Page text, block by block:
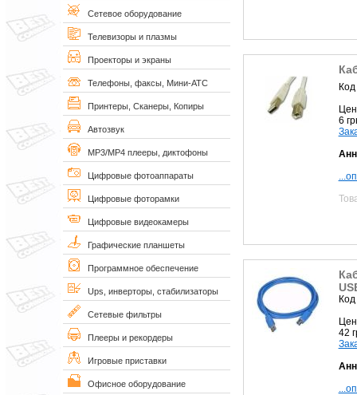
Сетевое оборудование
Телевизоры и плазмы
Проекторы и экраны
Телефоны, факсы, Мини-АТС
Принтеры, Сканеры, Копиры
Автозвук
MP3/MP4 плееры, диктофоны
Цифровые фотоаппараты
Цифровые фоторамки
Цифровые видеокамеры
Графические планшеты
Программное обеспечение
Ups, инверторы, стабилизаторы
Сетевые фильтры
Плееры и рекордеры
Игровые приставки
Офисное оборудование
6
42